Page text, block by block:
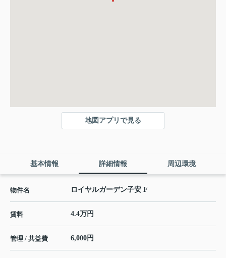
地図アプリで見る
基本情報 詳細情報 周辺環境
物件名 ロイヤルガーデン子安 F
賃料 4.4万円
管理 / 共益費 6,000円